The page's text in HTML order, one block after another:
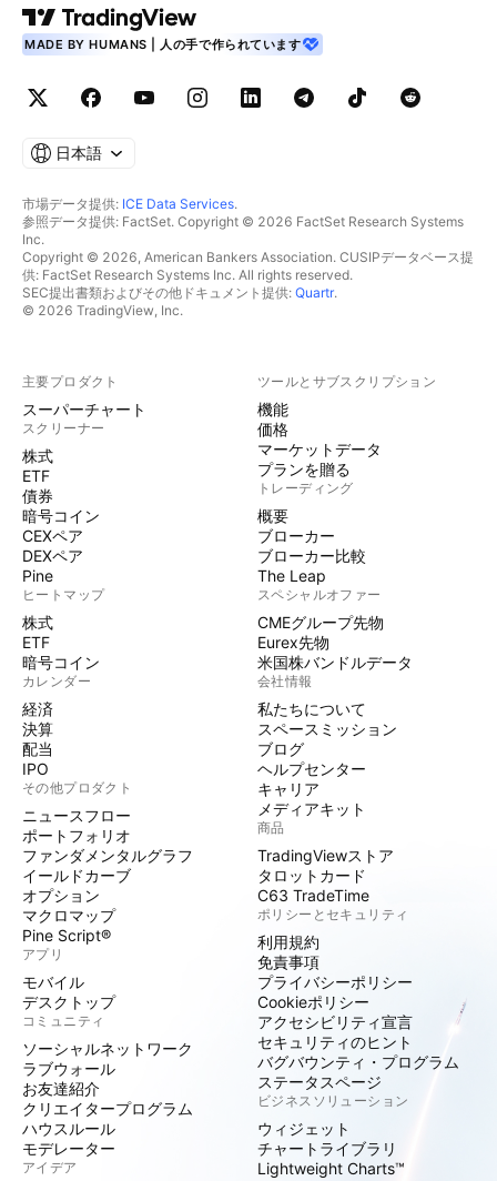
MADE BY HUMANS | 人の手で作られています
日本語
市場データ提供: ICE Data Services.
参照データ提供: FactSet. Copyright © 2026 FactSet Research Systems
Inc.
Copyright © 2026, American Bankers Association. CUSIPデータベース提
供: FactSet Research Systems Inc. All rights reserved.
SEC提出書類およびその他ドキュメント提供: Quartr.
© 2026 TradingView, Inc.
主要プロダクト
スーパーチャート
スクリーナー
株式
ETF
債券
暗号コイン
CEXペア
DEXペア
Pine
ヒートマップ
株式
ETF
暗号コイン
カレンダー
経済
決算
配当
IPO
その他プロダクト
ニュースフロー
ポートフォリオ
ファンダメンタルグラフ
イールドカーブ
オプション
マクロマップ
Pine Script®
アプリ
モバイル
デスクトップ
コミュニティ
ソーシャルネットワーク
ラブウォール
お友達紹介
クリエイタープログラム
ハウスルール
モデレーター
アイデア
ツールとサブスクリプション
機能
価格
マーケットデータ
プランを贈る
トレーディング
概要
ブローカー
ブローカー比較
The Leap
スペシャルオファー
CMEグループ先物
Eurex先物
米国株バンドルデータ
会社情報
私たちについて
スペースミッション
ブログ
ヘルプセンター
キャリア
メディアキット
商品
TradingViewストア
タロットカード
C63 TradeTime
ポリシーとセキュリティ
利用規約
免責事項
プライバシーポリシー
Cookieポリシー
アクセシビリティ宣言
セキュリティのヒント
バグバウンティ・プログラム
ステータスページ
ビジネスソリューション
ウィジェット
チャートライブラリ
Lightweight Charts™